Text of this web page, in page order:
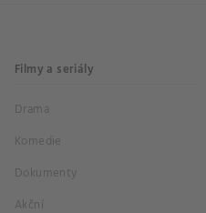
Filmy a seriály
Drama
Komedie
Dokumenty
Akční